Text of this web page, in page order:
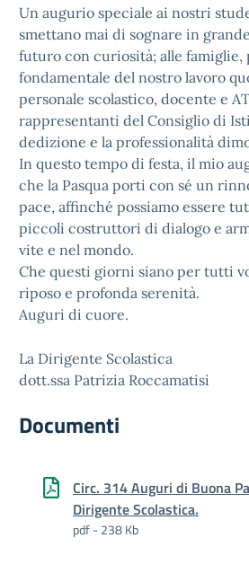
Un augurio speciale ai nostri
smettano mai di sognare in
futuro con curiosità; alle famiglie,
fondamentale del nostro lavoro
personale scolastico, docente e
rappresentanti del Consiglio di
dedizione e la professionalità
In questo tempo di festa, il mio
che la Pasqua porti con sé un
pace, affinché possiamo essere
piccoli costruttori di dialogo e
vite e nel mondo.
Che questi giorni siano per tutti
riposo e profonda serenità.
Auguri di cuore.
La Dirigente Scolastica
dott.ssa Patrizia Roccamatisi
Documenti
Circ. 314 Auguri di Buona
Dirigente Scolastica.
pdf - 238 Kb